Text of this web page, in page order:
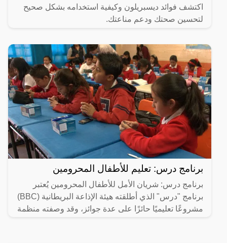
اكتشف فوائد ديسبريلون وكيفية استخدامه بشكل صحيح
لتحسين صحتك ودعم مناعتك.
برنامج درس: تعليم للأطفال المحرومين
برنامج درس: شريان الأمل للأطفال المحرومين يُعتبر
برنامج "درس" الذي أطلقته هيئة الإذاعة البريطانية (BBC)
مشروعًا تعليميًا حائزًا على عدة جوائز، وقد وصفته منظمة